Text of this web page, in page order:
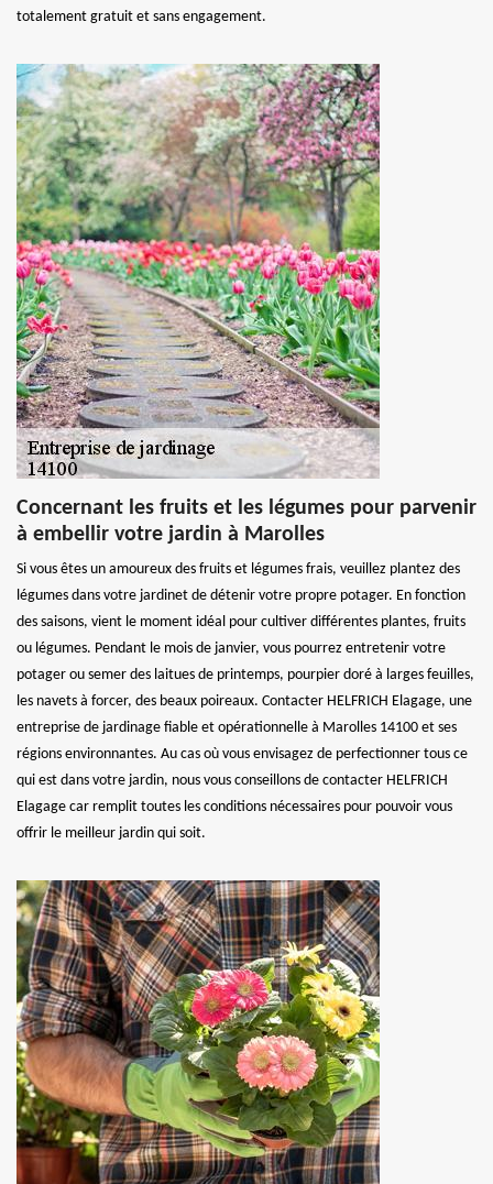
totalement gratuit et sans engagement.
Concernant les fruits et les légumes pour parvenir
à embellir votre jardin à Marolles
Si vous êtes un amoureux des fruits et légumes frais, veuillez plantez des
légumes dans votre jardinet de détenir votre propre potager. En fonction
des saisons, vient le moment idéal pour cultiver différentes plantes, fruits
ou légumes. Pendant le mois de janvier, vous pourrez entretenir votre
potager ou semer des laitues de printemps, pourpier doré à larges feuilles,
les navets à forcer, des beaux poireaux. Contacter HELFRICH Elagage, une
entreprise de jardinage fiable et opérationnelle à Marolles 14100 et ses
régions environnantes. Au cas où vous envisagez de perfectionner tous ce
qui est dans votre jardin, nous vous conseillons de contacter HELFRICH
Elagage car remplit toutes les conditions nécessaires pour pouvoir vous
offrir le meilleur jardin qui soit.